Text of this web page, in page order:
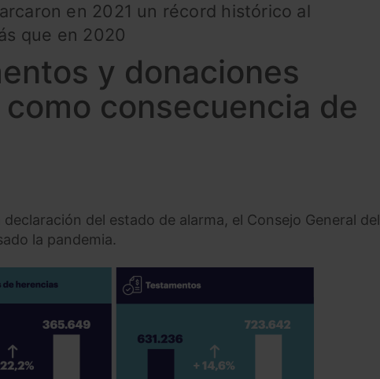
en 2021 un récord histórico al
que en 2020
y donaciones
consecuencia de
del estado de alarma, el Consejo General del
la pandemia.